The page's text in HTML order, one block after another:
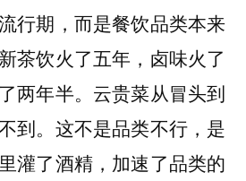
行期，而是餐饮品类本来
茶饮火了五年，卤味火了
两年半。云贵菜从冒头到
到。这不是品类不行，是
灌了酒精，加速了品类的